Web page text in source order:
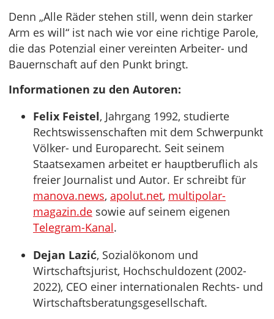
Denn „Alle Räder stehen still, wenn dein starker
Arm es will“ ist nach wie vor eine richtige Parole,
die das Potenzial einer vereinten Arbeiter- und
Bauernschaft auf den Punkt bringt.
Informationen zu den Autoren:
Felix Feistel, Jahrgang 1992, studierte
Rechtswissenschaften mit dem Schwerpunkt
Völker- und Europarecht. Seit seinem
Staatsexamen arbeitet er hauptberuflich als
freier Journalist und Autor. Er schreibt für
manova.news, apolut.net, multipolar-
magazin.de sowie auf seinem eigenen
Telegram-Kanal.
Dejan Lazić, Sozialökonom und
Wirtschaftsjurist, Hochschuldozent (2002-
2022), CEO einer internationalen Rechts- und
Wirtschaftsberatungsgesellschaft.